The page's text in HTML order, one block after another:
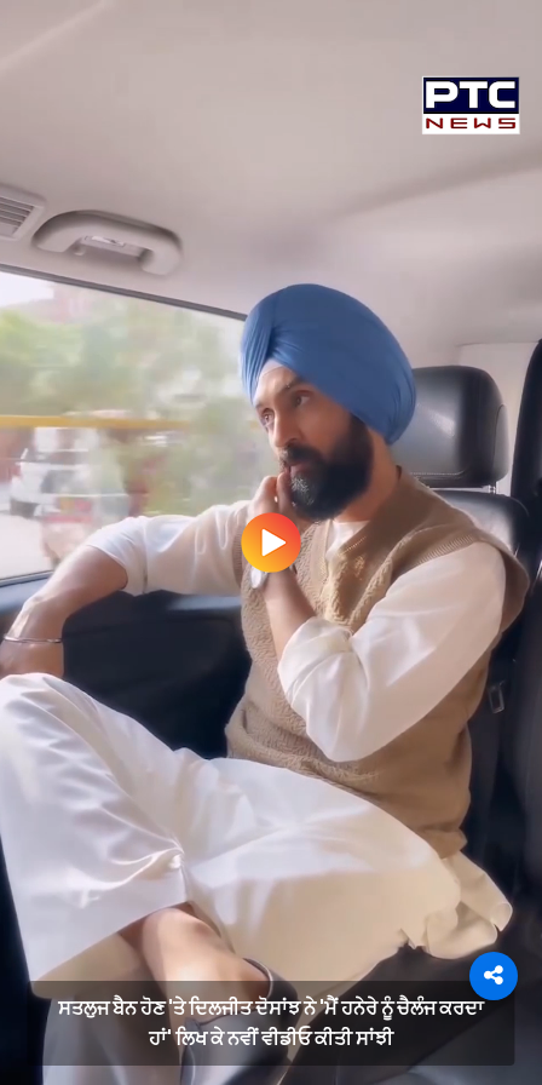
ਸਤਲੁਜ ਬੈਨ ਹੋਣ 'ਤੇ ਦਿਲਜੀਤ ਦੋਸਾਂਝ ਨੇ 'ਮੈਂ ਹਨੇਰੇ ਨੂੰ ਚੈਲੰਜ ਕਰਦਾ
ਹਾਂ' ਲਿਖ ਕੇ ਨਵੀਂ ਵੀਡੀਓ ਕੀਤੀ ਸਾਂਝੀ